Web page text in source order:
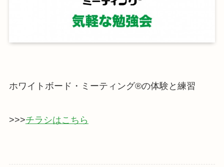
ホワイトボード・ミーティング®の体験と練習
>>>チラシはこちら